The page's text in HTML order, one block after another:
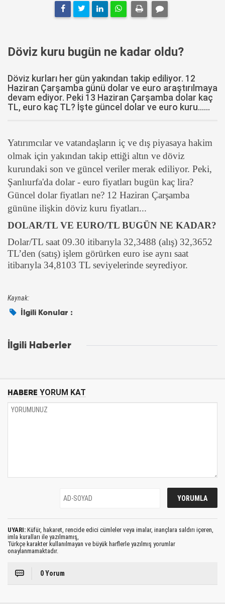
Döviz kuru bugün ne kadar oldu?
Döviz kurları her gün yakından takip ediliyor. 12
Haziran Çarşamba günü dolar ve euro araştırılmaya
devam ediyor. Peki 13 Haziran Çarşamba dolar kaç
TL, euro kaç TL? İşte güncel dolar ve euro kuru......
Yatırımcılar ve vatandaşların iç ve dış piyasaya hakim
olmak için yakından takip ettiği altın ve döviz
kurundaki son ve güncel veriler merak ediliyor. Peki,
Şanlıurfa'da dolar - euro fiyatları bugün kaç lira?
Güncel dolar fiyatları ne? 12 Haziran Çarşamba
gününe ilişkin döviz kuru fiyatları...
DOLAR/TL VE EURO/TL BUGÜN NE KADAR?
Dolar/TL saat 09.30 itibarıyla 32,3488 (alış) 32,3652
TL’den (satış) işlem görürken euro ise aynı saat
itibarıyla 34,8103 TL seviyelerinde seyrediyor.
Kaynak:
İlgili Konular :
İlgili Haberler
HABERE YORUM KAT
UYARI: Küfür, hakaret, rencide edici cümleler veya imalar, inançlara saldırı içeren,
imla kuralları ile yazılmamış,
Türkçe karakter kullanılmayan ve büyük harflerle yazılmış yorumlar
onaylanmamaktadır.
0 Yorum